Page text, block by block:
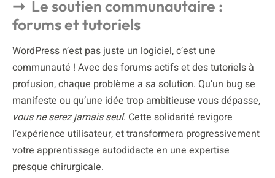
Le soutien communautaire :
forums et tutoriels
WordPress n’est pas juste un logiciel, c’est une
communauté ! Avec des forums actifs et des tutoriels à
profusion, chaque problème a sa solution. Qu’un bug se
manifeste ou qu’une idée trop ambitieuse vous dépasse,
vous ne serez jamais seul. Cette solidarité revigore
l’expérience utilisateur, et transformera progressivement
votre apprentissage autodidacte en une expertise
presque chirurgicale.